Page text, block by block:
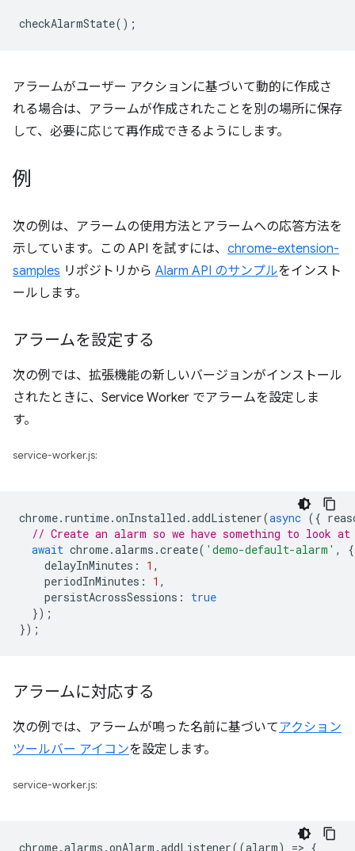
checkAlarmState();
アラームがユーザー アクションに基づいて動的に作成さ
れる場合は、アラームが作成されたことを別の場所に保存
して、必要に応じて再作成できるようにします。
例
次の例は、アラームの使用方法とアラームへの応答方法を
示しています。この API を試すには、 chrome-extension-
samples リポジトリから Alarm API のサンプルをインスト
ールします。
アラームを設定する
次の例では、拡張機能の新しいバージョンがインストール
されたときに、Service Worker でアラームを設定しま
す。
service-worker.js:
chrome. runtime.onInstalled .addListener(async ({
// Create an alarm so we have something to look at
await chrome.alarms .create( 'demo-default-alarm' ,
{
delayInMinutes : 1 ,
periodInMinutes : 1 ,
persistAcrossSessions :
true
});
});
アラームに対応する
次の例では、アラームが鳴った名前に基づいてアクション
ツールバー アイコンを設定します。
service-worker.js:
chrome.alarms .onAlarm .addListener((alarm) => {